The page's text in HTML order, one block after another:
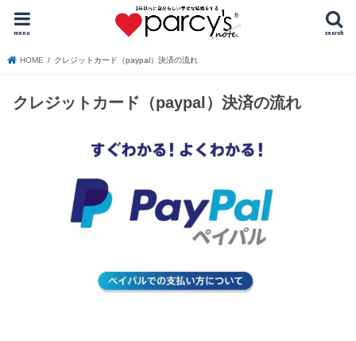
search
menu
HOME クレジットカード（paypal）決済の流れ
クレジットカード（paypal）決済の流れ